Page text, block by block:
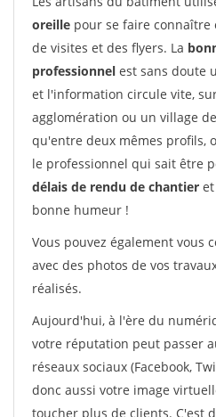
oreille pour se faire
de visites et des flyers. La
professionnel est sans doute
et l'information circule vite,
agglomération ou un village
qu'entre deux mêmes profils,
le professionnel qui sait être
délais de rendu de chantier
bonne humeur !
Vous pouvez également vous
avec des photos de vos
réalisés.
Aujourd'hui, à l'ère du
votre réputation peut passer
réseaux sociaux (Facebook,
donc aussi votre image
toucher plus de clients. C'est